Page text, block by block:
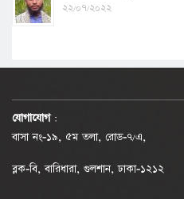
২২/০৭/২০২২
যোগাযোগ :
বাসা নং-১৯, ৫ম তলা, রোড-৭/এ,
ব্লক-বি, বারিধারা, গুলশান, ঢাকা-১২১২